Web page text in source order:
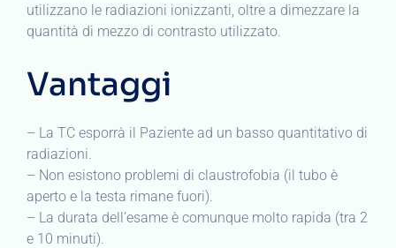
utilizzano le radiazioni ionizzanti, oltre a dimezzare la
quantità di mezzo di contrasto utilizzato.
Vantaggi
– La TC esporrà il Paziente ad un basso quantitativo di
radiazioni.
– Non esistono problemi di claustrofobia (il tubo è
aperto e la testa rimane fuori).
– La durata dell’esame è comunque molto rapida (tra 2
e 10 minuti).